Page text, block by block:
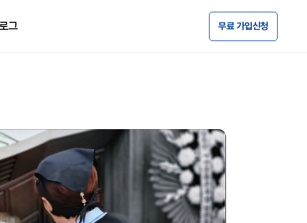
그 무료 가입신청